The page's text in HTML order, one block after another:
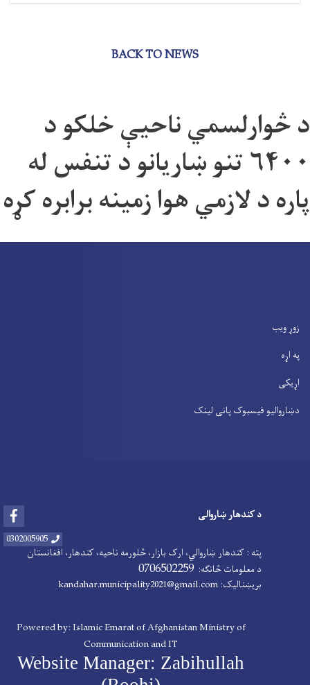
BACK TO NEWS
د څوارلسمي ناحيې خلکو د
۶۴۰۰ تنو ښاريانو د تنفس له
پاره د لازمي هوا زمينه برابره کړه
زوړ ویب
په اړه
اړیکی
دښاروالیو فیسبوک پانی لینک
د کندهار ښاروالی
0302005905
پته : کندهار ښاروالي، ارک بازار، څلورمه ناحیه، کندهار، افغانستان
د معلومات څانګه: 0706502259
بریښنالیک: kandahar.municipality2021@gmail.com
Powered by: Islamic Emarat of Afghanistan Ministry of
Communication and IT
Website Manager: Zabihullah